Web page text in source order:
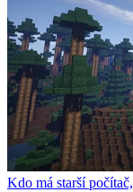
Kdo má starší